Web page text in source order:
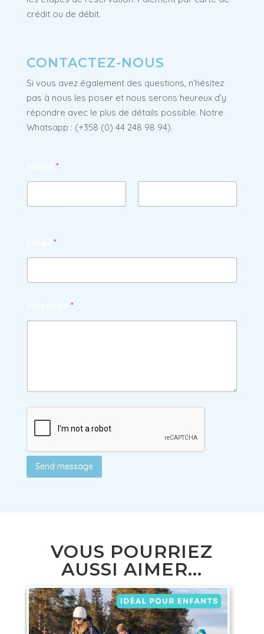
crédit ou de débit.
CONTACTEZ-NOUS
Si vous avez également des questions, n’hésitez
pas à nous les poser et nous serons heureux d’y
répondre avec le plus de détails possible. Notre
Whatsapp : (+358 (0) 44 248 98 94).
*
*
*
Send message
VOUS POURRIEZ
AUSSI AIMER...